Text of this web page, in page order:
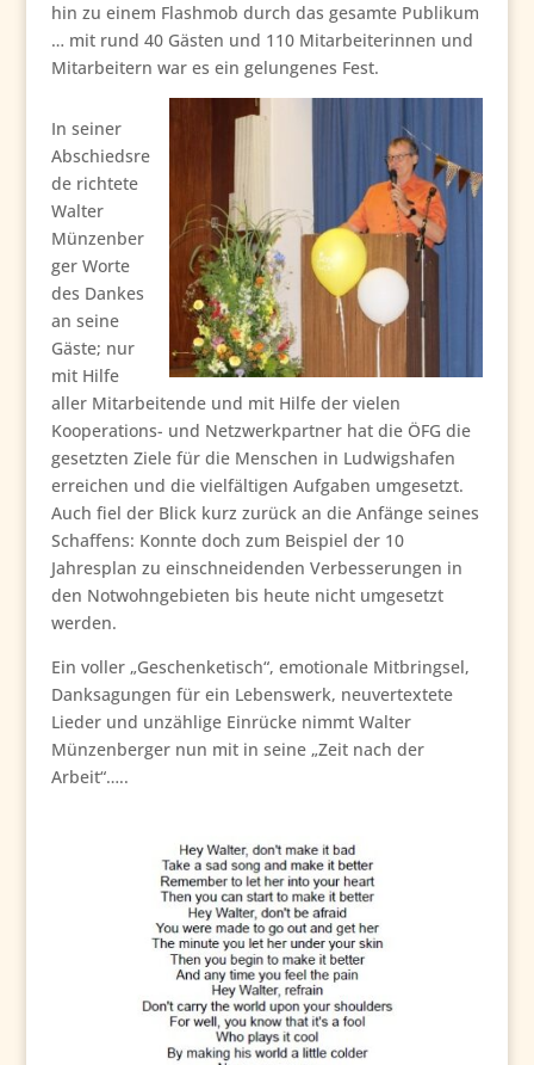
hin zu einem Flashmob durch das gesamte Publikum
… mit rund 40 Gästen und 110 Mitarbeiterinnen und
Mitarbeitern war es ein gelungenes Fest.
In seiner
Abschiedsre
de richtete
Walter
Münzenber
ger Worte
des Dankes
an seine
Gäste; nur
mit Hilfe
aller Mitarbeitende und mit Hilfe der vielen
Kooperations- und Netzwerkpartner hat die ÖFG die
gesetzten Ziele für die Menschen in Ludwigshafen
erreichen und die vielfältigen Aufgaben umgesetzt.
Auch fiel der Blick kurz zurück an die Anfänge seines
Schaffens: Konnte doch zum Beispiel der 10
Jahresplan zu einschneidenden Verbesserungen in
den Notwohngebieten bis heute nicht umgesetzt
werden.
Ein voller „Geschenketisch“, emotionale Mitbringsel,
Danksagungen für ein Lebenswerk, neuvertextete
Lieder und unzählige Einrücke nimmt Walter
Münzenberger nun mit in seine „Zeit nach der
Arbeit“…..